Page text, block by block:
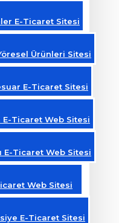
E-Ticaret Sitesi
Ürünleri Sitesi
E-Ticaret Sitesi
E-Ticaret Web Sitesi
E-Ticaret Web Sitesi
Web Sitesi
E-Ticaret Sitesi